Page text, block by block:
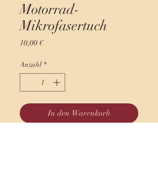
Motorrad-
Mikrofasertuch
10,00 €Preis
Anzahl *
In den Warenkorb